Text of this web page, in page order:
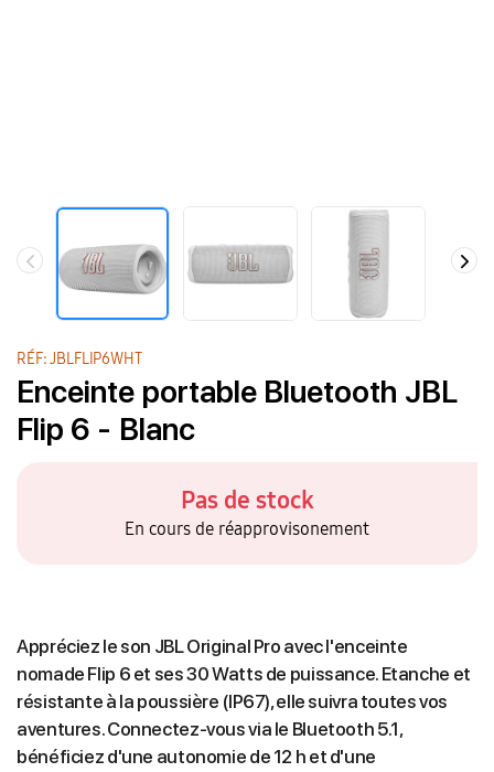
RÉF: JBLFLIP6WHT
Enceinte portable Bluetooth JBL
Flip 6 - Blanc
Pas de stock
En cours de réapprovisonement
Appréciez le son JBL Original Pro avec l'enceinte
nomade Flip 6 et ses 30 Watts de puissance. Etanche et
résistante à la poussière (IP67), elle suivra toutes vos
aventures. Connectez-vous via le Bluetooth 5.1,
bénéficiez d'une autonomie de 12 h et d'une